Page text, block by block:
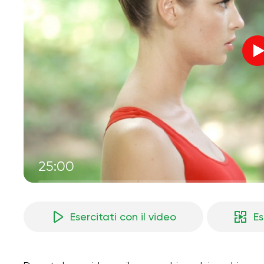
25:00
Esercitati con il video